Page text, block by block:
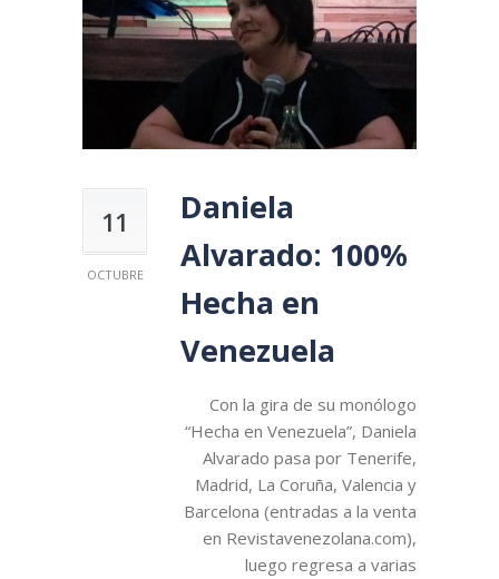
11
OCTUBRE
Daniela
Alvarado: 100%
Hecha en
Venezuela
Con la gira de su monólogo
“Hecha en Venezuela”, Daniela
Alvarado pasa por Tenerife,
Madrid, La Coruña, Valencia y
Barcelona (entradas a la venta
en Revistavenezolana.com),
luego regresa a varias